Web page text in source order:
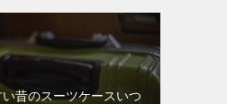
昔のスーツケースいつ